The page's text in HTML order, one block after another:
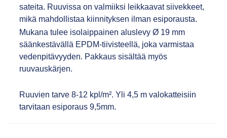
sateita. Ruuvissa on valmiiksi leikkaavat siivekkeet,
mikä mahdollistaa kiinnityksen ilman esiporausta.
Mukana tulee isolaippainen aluslevy Ø 19 mm
säänkestävällä EPDM-tiivisteellä, joka varmistaa
vedenpitävyyden. Pakkaus sisältää myös
ruuvauskärjen.
Ruuvien tarve 8-12 kpl/m². Yli 4,5 m valokatteisiin
tarvitaan esiporaus 9,5mm.